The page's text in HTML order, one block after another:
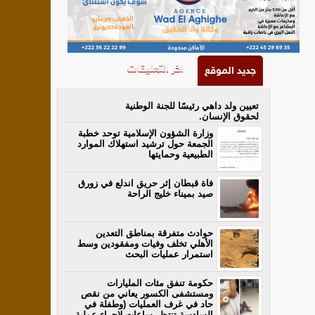
جديد الموقع اخر التعليقات
تعيين ولد داهي رئيسًا للجنة الوطنية
لحقوق الإنسان.
وزارة الشؤون الإسلامية توحد خطبة
الجمعة حول ترشيد استهلاك الموارد
الطبيعية وحمايتها
فاة قبطان إثر حريق اندلع في زورق
صيد بميناء خليج الراحة
حوادث متفرقة بمناطق التعدين
الأهلي تخلف وفيات ومفقودين وسط
استمرار عمليات البحث
حكومة تنفق مئات المليارات
ومستشفى الكسور يعاني من نقص
حاد في غرف العمليات (وطفلة في